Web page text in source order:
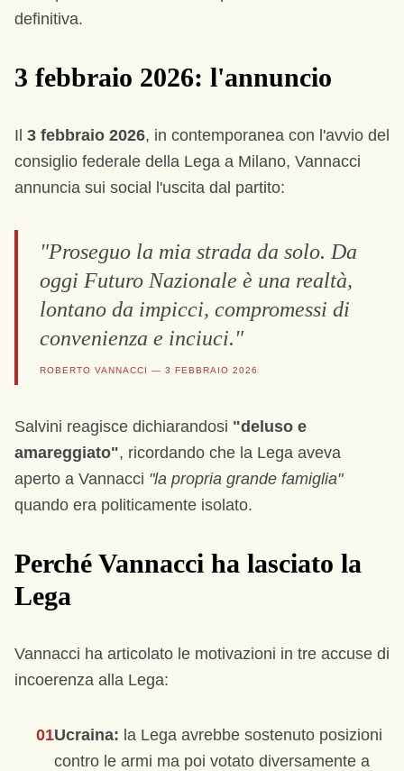
definitiva.
3 febbraio 2026: l'annuncio
Il 3 febbraio 2026, in contemporanea con l'avvio del
consiglio federale della Lega a Milano, Vannacci
annuncia sui social l'uscita dal partito:
"Proseguo la mia strada da solo. Da
oggi Futuro Nazionale è una realtà,
lontano da impicci, compromessi di
convenienza e inciuci."
ROBERTO VANNACCI — 3 FEBBRAIO 2026
Salvini reagisce dichiarandosi "deluso e
amareggiato", ricordando che la Lega aveva
aperto a Vannacci "la propria grande famiglia"
quando era politicamente isolato.
Perché Vannacci ha lasciato la
Lega
Vannacci ha articolato le motivazioni in tre accuse di
incoerenza alla Lega:
01Ucraina: la Lega avrebbe sostenuto posizioni
contro le armi ma poi votato diversamente a